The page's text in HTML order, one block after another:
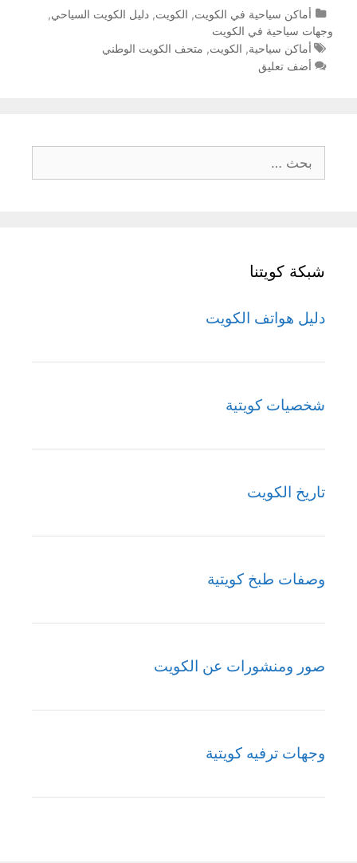
التصنيفات
أماكن سياحية في الكويت, الكويت, دليل الكويت السياحي,
وجهات سياحية في الكويت
الوسوم
أماكن سياحية, الكويت, متحف الكويت الوطني
أضف تعليق
عن:
شبكة كويتنا
دليل هواتف الكويت
شخصيات كويتية
تاريخ الكويت
وصفات طبخ كويتية
صور ومنشورات عن الكويت
وجهات ترفيه كويتية